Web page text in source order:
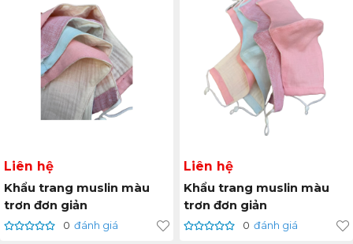
Liên hệ
Khẩu trang muslin màu
trơn đơn giản
0 đánh giá
Liên hệ
Khẩu trang muslin màu
trơn đơn giản
0 đánh giá